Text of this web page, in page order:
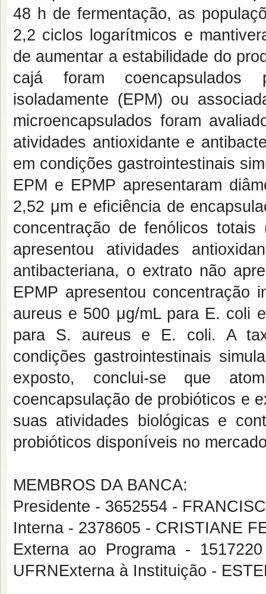
48 h de fermentação, as
2,2 ciclos logarítmicos e
de aumentar a estabilidade do
cajá foram coencapsulados
isoladamente (EPM) ou
microencapsulados foram
atividades antioxidante e
em condições gastrointestinais
EPM e EPMP apresentaram
2,52 μm e eficiência de
concentração de fenólicos
apresentou atividades
antibacteriana, o extrato não
EPMP apresentou concentração
aureus e 500 μg/mL para E. coli
para S. aureus e E. coli. A
condições gastrointestinais
exposto, conclui-se que
coencapsulação de probióticos e
suas atividades biológicas e
probióticos disponíveis no
MEMBROS DA BANCA:
Presidente - 3652554 -
Interna - 2378605 - CRISTIANE
Externa ao Programa -
UFRNExterna à Instituição -